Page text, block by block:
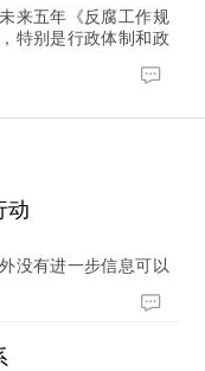
来五年《反腐工作规
特别是行政体制和政
动
没有进一步信息可以